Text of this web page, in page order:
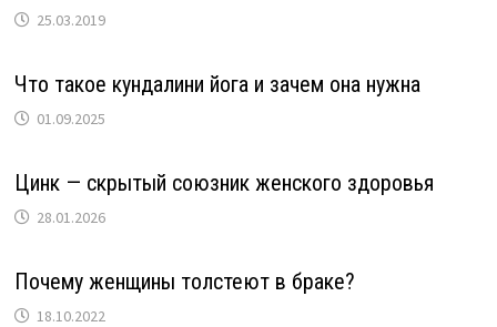
25.03.2019
Что такое кундалини йога и зачем она нужна
01.09.2025
Цинк — скрытый союзник женского здоровья
28.01.2026
Почему женщины толстеют в браке?
18.10.2022